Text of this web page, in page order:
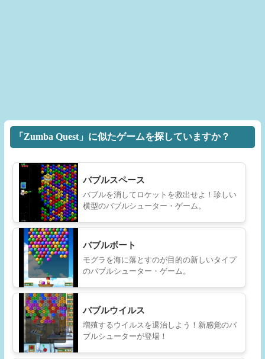
「Zumba Quest」に似たゲームを探していますか？
バブルスペース
バブルを消してロケットを救出せよ！珍しい
横型のバブルシューター・ゲーム。
バブルボート
モグラを海に落とすのが目的の新しいタイプ
のバブルシューター・ゲーム。
バブルウイルス
増殖するウイルスを退治しよう！新感覚のバ
ブルシューターが登場！